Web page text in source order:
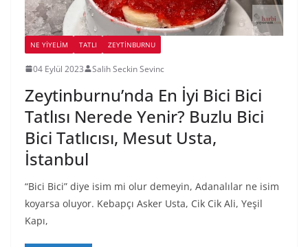
NE YİYELİM TATLI ZEYTINBURNU
04 Eylül 2023 Salih Seckin Sevinc
Zeytinburnu’nda En İyi Bici Bici
Tatlısı Nerede Yenir? Buzlu Bici
Bici Tatlıcısı, Mesut Usta,
İstanbul
“Bici Bici” diye isim mi olur demeyin, Adanalılar ne isim
koyarsa oluyor. Kebapçı Asker Usta, Cik Cik Ali, Yeşil
Kapı,